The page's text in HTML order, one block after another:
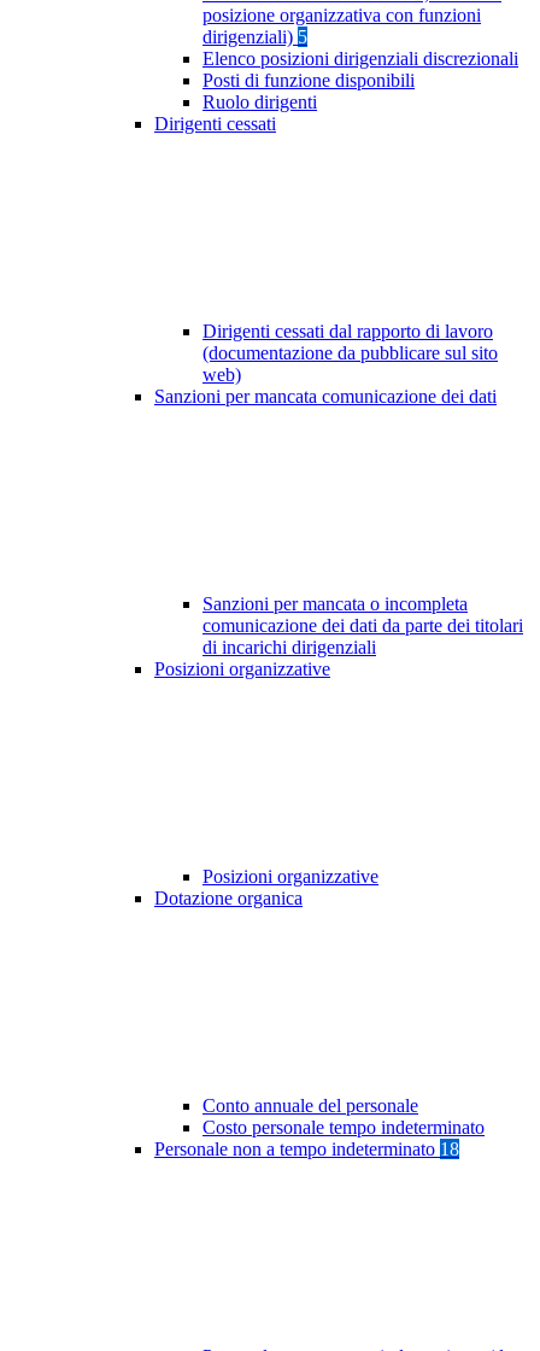
posizione organizzativa con funzioni
dirigenziali) 5
Elenco posizioni dirigenziali discrezionali
Posti di funzione disponibili
Ruolo dirigenti
Dirigenti cessati
Dirigenti cessati dal rapporto di lavoro
(documentazione da pubblicare sul sito
web)
Sanzioni per mancata comunicazione dei dati
Sanzioni per mancata o incompleta
comunicazione dei dati da parte dei titolari
di incarichi dirigenziali
Posizioni organizzative
Posizioni organizzative
Dotazione organica
Conto annuale del personale
Costo personale tempo indeterminato
Personale non a tempo indeterminato 18